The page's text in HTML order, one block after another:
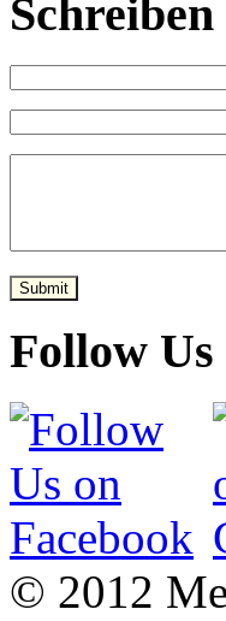
Submit
Follow Us
© 2012